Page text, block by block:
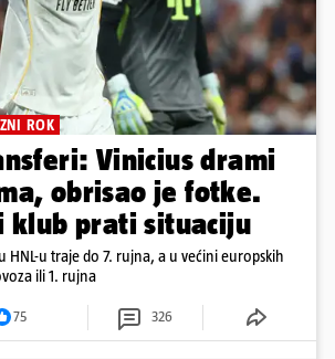
ROK
Vinicius drami
obrisao je fotke.
klub prati situaciju
HNL-u traje do 7. rujna, a u većini europskih
ili 1. rujna
75 326